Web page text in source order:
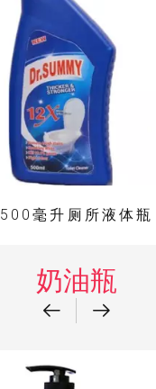
500毫升厕所液体瓶
奶油瓶